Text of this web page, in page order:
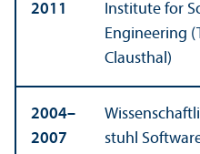
2011
Institute for
Engineering
Clausthal)
2004–
2007
stuhl